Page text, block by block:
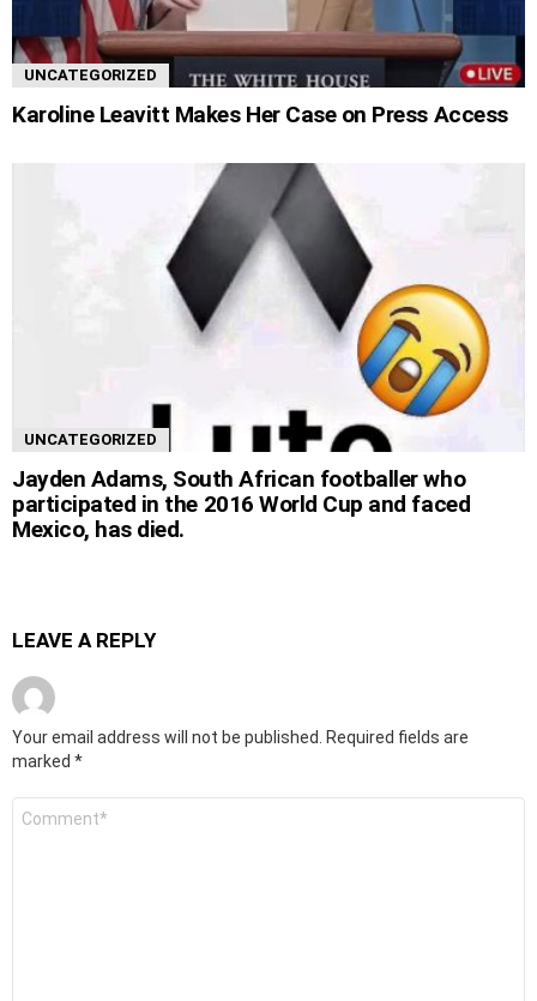
UNCATEGORIZED
Karoline Leavitt Makes Her Case on Press Access
UNCATEGORIZED
Jayden Adams, South African footballer who
participated in the 2016 World Cup and faced
Mexico, has died.
LEAVE A REPLY
Your email address will not be published.
Required fields are
marked *